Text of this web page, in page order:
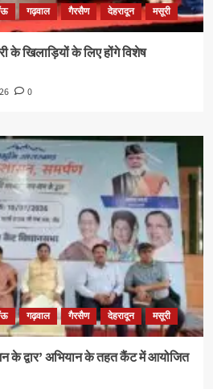
गढ़वाल गैरसैण देहरादून मसूरी
खिलाड़ियों के लिए होंगे विशेष
0
गढ़वाल गैरसैण देहरादून मसूरी
द्वार’ अभियान के तहत कैंट में आयोजित